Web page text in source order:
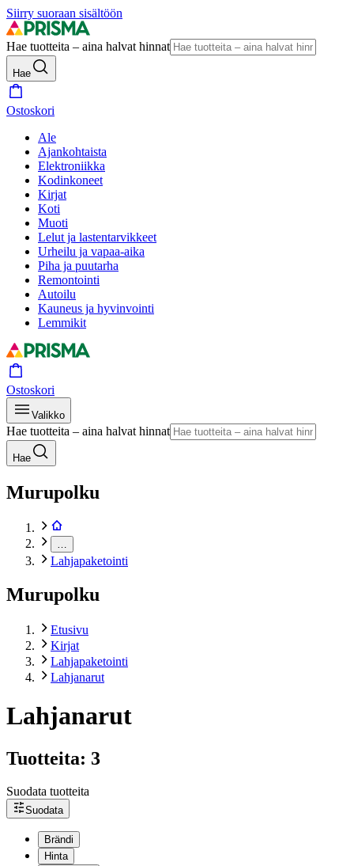
Siirry suoraan sisältöön
Hae tuotteita – aina halvat hinnat
Hae
Ostoskori
Ale
Ajankohtaista
Elektroniikka
Kodinkoneet
Kirjat
Koti
Muoti
Lelut ja lastentarvikkeet
Urheilu ja vapaa-aika
Piha ja puutarha
Remontointi
Autoilu
Kauneus ja hyvinvointi
Lemmikit
Ostoskori
Valikko
Hae tuotteita – aina halvat hinnat
Hae
Murupolku
Lahjapaketointi
Murupolku
Etusivu
Kirjat
Lahjapaketointi
Lahjanarut
Lahjanarut
Tuotteita: 3
Suodata tuotteita
Suodata
Brändi
Hinta